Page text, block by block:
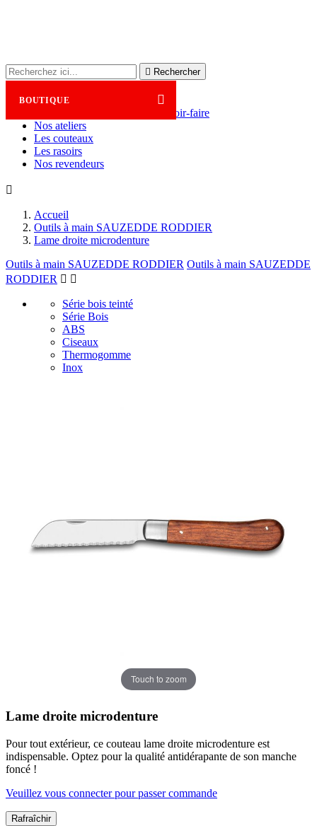
 Rechercher

BOUTIQUE
Savoir-faire
Nos ateliers
Les couteaux
Les rasoirs
Nos revendeurs

Accueil
Outils à main SAUZEDDE RODDIER
Lame droite microdenture
Outils à main SAUZEDDE RODDIER Outils à main SAUZEDDE
RODDIER  
Série bois teinté
Série Bois
ABS
Ciseaux
Thermogomme
Inox
Touch to zoom
Lame droite microdenture
Pour tout extérieur, ce couteau lame droite microdenture est
indispensable. Optez pour la qualité antidérapante de son manche
foncé !
Veuillez vous connecter pour passer commande